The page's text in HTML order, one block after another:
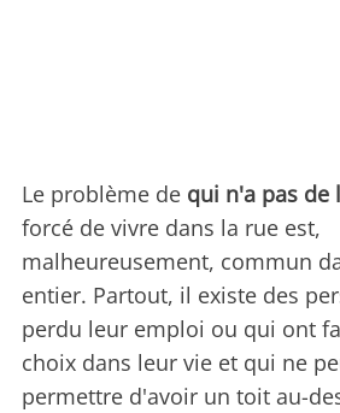
Le problème de qui n'a pas de
forcé de vivre dans la rue est,
malheureusement, commun
entier. Partout, il existe des
perdu leur emploi ou qui ont
choix dans leur vie et qui ne
permettre d'avoir un toit au-